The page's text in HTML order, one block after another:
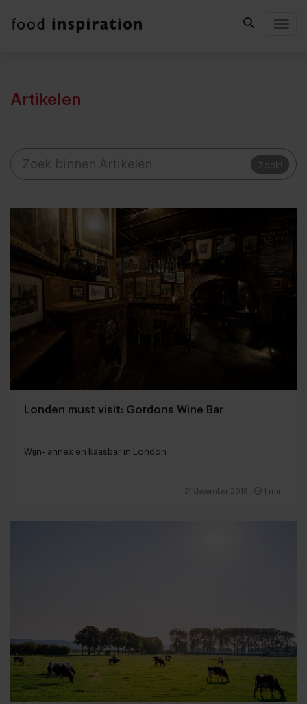
Artikelen
Zoek!
Londen must visit: Gordons Wine Bar
Wijn- annex en kaasbar in London
21 december 2018 1 min